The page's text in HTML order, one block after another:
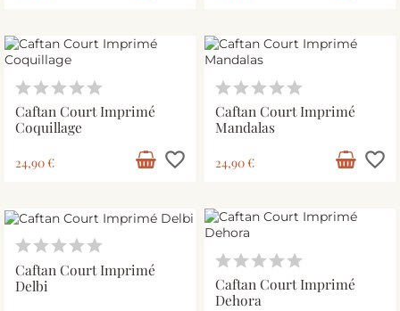
Caftan Court Imprimé
Coquillage
24,90 € favorite_border
Caftan Court Imprimé
Mandalas
24,90 € favorite_border
Caftan Court Imprimé
Delbi
Caftan Court Imprimé
Dehora